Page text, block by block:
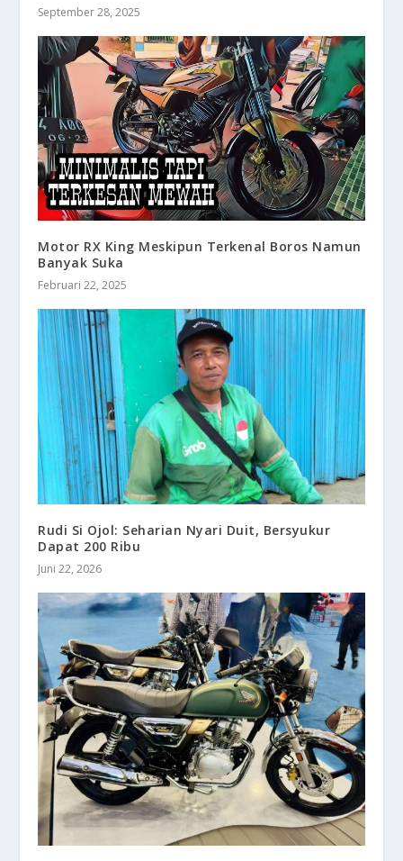
September 28, 2025
Motor RX King Meskipun Terkenal Boros Namun
Banyak Suka
Februari 22, 2025
Rudi Si Ojol: Seharian Nyari Duit, Bersyukur
Dapat 200 Ribu
Juni 22, 2026